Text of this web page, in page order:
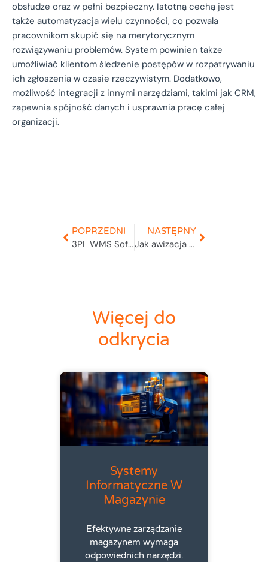
obsłudze oraz w pełni bezpieczny. Istotną cechą jest
także automatyzacja wielu czynności, co pozwala
pracownikom skupić się na merytorycznym
rozwiązywaniu problemów. System powinien także
umożliwiać klientom śledzenie postępów w rozpatrywaniu
ich zgłoszenia w czasie rzeczywistym. Dodatkowo,
możliwość integracji z innymi narzędziami, takimi jak CRM,
zapewnia spójność danych i usprawnia pracę całej
organizacji.
POPRZEDNI
3PL WMS Software
NASTĘPNY
Jak awizacja dostaw VSS skraca czasy rozładunku dzięki dynamicznym oknom czasowym?
Więcej do
odkrycia
Systemy
Informatyczne W
Magazynie
Efektywne zarządzanie
magazynem wymaga
odpowiednich narzędzi.